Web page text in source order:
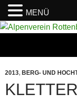
SPRINGEN
2013, BERG- UND
MENÜ